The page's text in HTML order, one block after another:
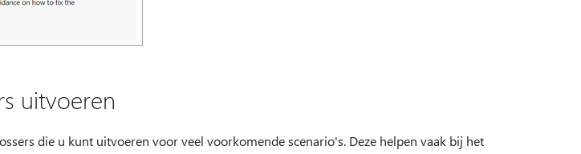
uitvoeren
die u kunt uitvoeren voor veel voorkomende scenario's. Deze helpen vaak bij het